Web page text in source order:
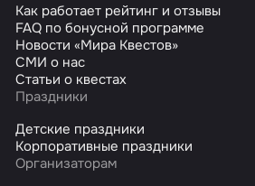
Как работает рейтинг и отзывы
FAQ по бонусной программе
Новости «Мира Квестов»
СМИ о нас
Статьи о квестах
Праздники
Детские праздники
Корпоративные праздники
Организаторам